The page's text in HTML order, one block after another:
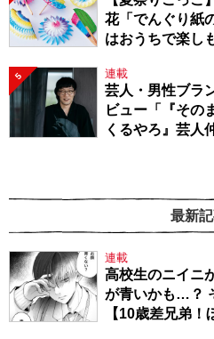
花「でんぐり紙
はおうちで楽し
5 連載
芸人・男性ブラ
ビュー「『その
くるやろ』芸人
最新
連載
高校生のニイニ
が青いかも…？
【10歳差兄弟！